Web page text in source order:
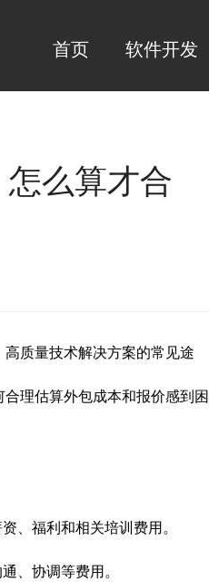
首页 软件开发
么算才合
质量技术解决方案的常见途
理估算外包成本和报价感到困
、福利和相关培训费用。
、协调等费用。